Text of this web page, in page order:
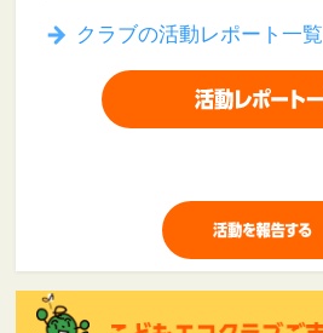
クラブの活動レポート一覧